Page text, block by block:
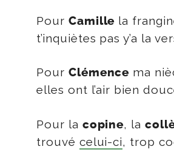
Pour Camille la
t’inquiètes pas y’a la
Pour Clémence ma
elles ont l’air bien
Pour la copine, la
trouvé celui-ci, trop